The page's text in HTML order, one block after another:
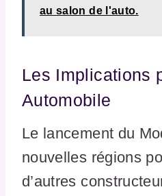
au salon de l'auto.
Les Implications
Automobile
Le lancement du
nouvelles régions
d’autres